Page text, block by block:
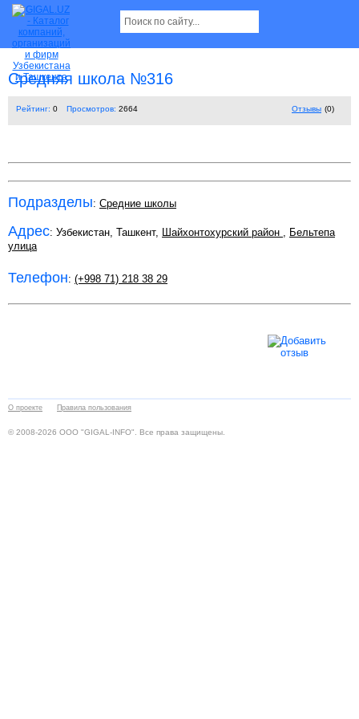
Средняя школа №316
Рейтинг: 0 Просмотров: 2664 Отзывы (0)
Подразделы: Средние школы
Адрес: Узбекистан, Ташкент, Шайхонтохурский район , Бельтепа
улица
Телефон: (+998 71) 218 38 29
О проекте Правила пользования
© 2008-2026 ООО "GIGAL-INFO". Все права защищены.